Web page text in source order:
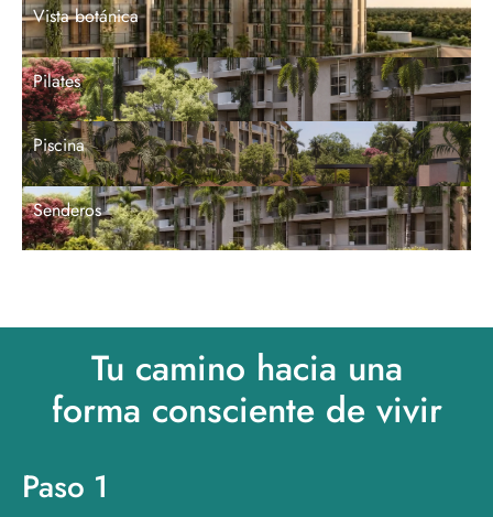
Vista botánica
Pilates
Piscina
Senderos
Tu camino hacia una
forma consciente de vivir
Paso 1